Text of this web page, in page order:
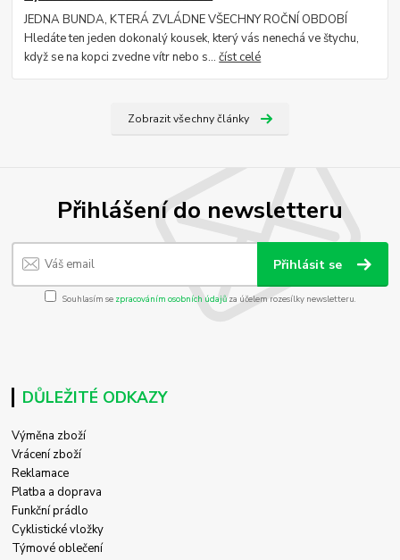
JEDNA BUNDA, KTERÁ ZVLÁDNE VŠECHNY ROČNÍ OBDOBÍ
Hledáte ten jeden dokonalý kousek, který vás nenechá ve štychu,
když se na kopci zvedne vítr nebo s...číst celé
Zobrazit všechny články
Přihlášení do newsletteru
Přihlásit se
Souhlasím se zpracováním osobních údajůza účelem rozesílky newsletteru.
DŮLEŽITÉ ODKAZY
Výměna zboží
Vrácení zboží
Reklamace
Platba a doprava
Funkční prádlo
Cyklistické vložky
Týmové oblečení